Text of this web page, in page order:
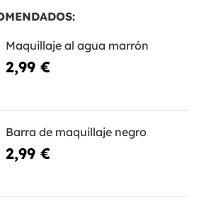
Maquillaje al agua marrón
2,99 €
Barra de maquillaje negro
2,99 €